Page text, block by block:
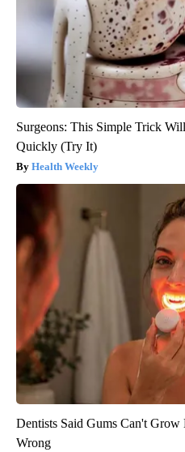
Surgeons: This Simple Trick
Quickly (Try It)
Health Weekly
Dentists Said Gums Can't
Wrong